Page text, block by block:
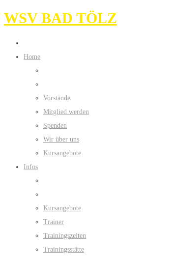
WSV BAD TÖLZ
Home
Vorstände
Mitglied werden
Spenden
Wir über uns
Kursangebote
Infos
Kursangebote
Trainer
Trainingszeiten
Trainingsstätte